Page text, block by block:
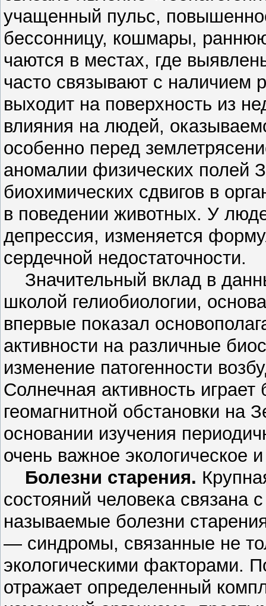
учащенный пульс,
бессонницу, кошмары,
чаются в местах, где
часто связывают с наличием
выходит на поверхность из
влияния на людей,
особенно перед
аномалии физических полей
биохимических сдвигов в
в поведении животных. У
депрессия, изменяется
сердечной недостаточности.
Значительный вклад в
школой гелиобиологии,
впервые показал
активности на различные
изменение патогенности
Солнечная активность
геомагнитной обстановки на
основании изучения
очень важное экологическое
Болезни старения.
состояний человека связана
называемые болезни
— синдромы, связанные не
экологическими факторами.
отражает определенный